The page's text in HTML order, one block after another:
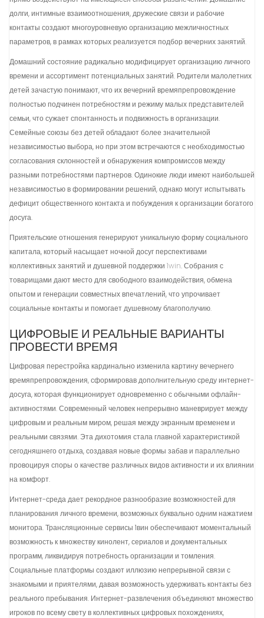
долги, интимные взаимоотношения, дружеские связи и рабочие
контакты создают многоуровневую организацию межличностных
параметров, в рамках которых реализуется подбор вечерних занятий.
Домашний состояние радикально модифицирует организацию личного
времени и ассортимент потенциальных занятий. Родители малолетних
детей зачастую понимают, что их вечерний времяпрепровождение
полностью подчинен потребностям и режиму малых представителей
семьи, что сужает спонтанность и подвижность в организации.
Семейные союзы без детей обладают более значительной
независимостью выбора, но при этом встречаются с необходимостью
согласования склонностей и обнаружения компромиссов между
разными потребностями партнеров. Одинокие люди имеют наибольшей
независимостью в формировании решений, однако могут испытывать
дефицит общественного контакта и побуждения к организации богатого
досуга.
Приятельские отношения генерируют уникальную форму социального
капитала, который насыщает ночной досуг перспективами
коллективных занятий и душевной поддержки 1win. Собрания с
товарищами дают место для свободного взаимодействия, обмена
опытом и генерации совместных впечатлений, что упрочивает
социальные контакты и помогает душевному благополучию.
ЦИФРОВЫЕ И РЕАЛЬНЫЕ ВАРИАНТЫ
ПРОВЕСТИ ВРЕМЯ
Цифровая перестройка кардинально изменила картину вечернего
времяпрепровождения, сформировав дополнительную среду интернет-
досуга, которая функционирует одновременно с обычными офлайн-
активностями. Современный человек непрерывно маневрирует между
цифровым и реальным миром, решая между экранным временем и
реальными связями. Эта дихотомия стала главной характеристикой
сегодняшнего отдыха, создавая новые формы забав и параллельно
провоцируя споры о качестве различных видов активности и их влиянии
на комфорт.
Интернет-среда дает рекордное разнообразие возможностей для
планирования личного времени, возможных буквально одним нажатием
монитора. Трансляционные сервисы 1вин обеспечивают моментальный
возможность к множеству кинолент, сериалов и документальных
программ, ликвидируя потребность организации и томления.
Социальные платформы создают иллюзию непрерывной связи с
знакомыми и приятелями, давая возможность удерживать контакты без
реального пребывания. Интернет-развлечения объединяют множество
игроков по всему свету в коллективных цифровых похождениях,